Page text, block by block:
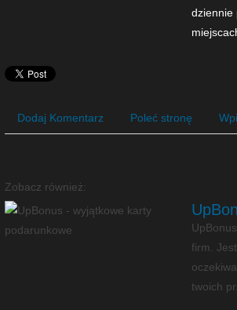
dziennie
Dodaj Komentarz Poleć stronę
Zobacz również:
firm.
twoich